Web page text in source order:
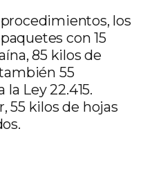
los
con 15
85 kilos de
55
Ley 22.415.
55 kilos de hojas